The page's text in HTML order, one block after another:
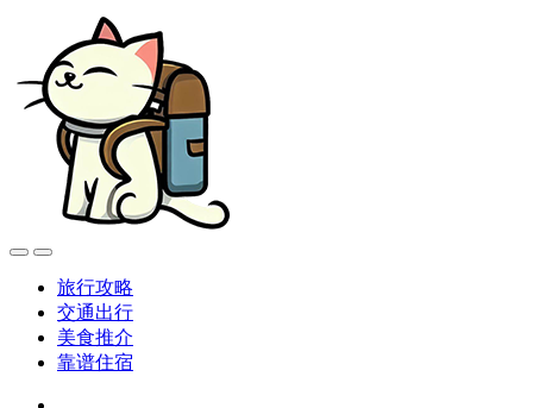
旅行攻略
交通出行
美食推介
靠谱住宿